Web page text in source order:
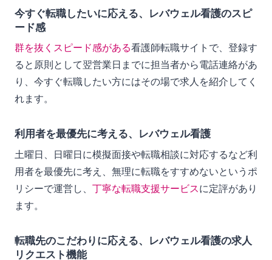
今すぐ転職したいに応える、レバウェル看護のスピ
ード感
群を抜くスピード感がある看護師転職サイトで、登録す
ると原則として翌営業日までに担当者から電話連絡があ
り、今すぐ転職したい方にはその場で求人を紹介してく
れます。
利用者を最優先に考える、レバウェル看護
土曜日、日曜日に模擬面接や転職相談に対応するなど利
用者を最優先に考え、無理に転職をすすめないというポ
リシーで運営し、 丁寧な転職支援サービスに定評があり
ます。
転職先のこだわりに応える、レバウェル看護の求人
リクエスト機能